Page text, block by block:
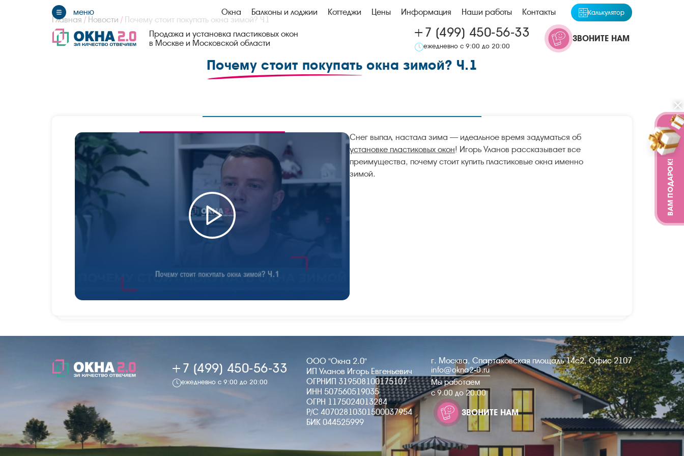
Окна Балконы и лоджии Коттеджи Цены Информация Наши работы Контакты Калькулятор
Продажа и установка пластиковых окон
в Москве и Московской области
+7 (499) 450-56-33
ежедневно с 9:00 до 20:00
ЗВОНИТЕ НАМ
Главная / Новости / Почему стоит покупать окна зимой? Ч.1
Почему стоит покупать окна зимой? Ч.1
Снег выпал, настала зима — идеальное время задуматься об
установке пластиковых окон! Игорь Уланов рассказывает все
преимущества, почему стоит купить пластиковые окна именно
зимой.
+7 (499) 450-56-33
ежедневно с 9:00 до 20:00
ООО "Окна 2.0"
ИП Уланов Игорь Евгеньевич
ОГРНИП 319508100175107
ИНН 507560519035
ОГРН 1175024013284
Р/С 40702810301500037954
БИК 044525999
г. Москва, Спартаковская площадь 14с2, Офис 2107
info@okna2-0.ru
Мы работаем
c 9.00 до 20.00
ЗВОНИТЕ НАМ
ВАМ ПОДАРОК!